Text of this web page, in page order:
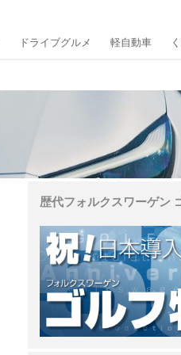
ドライブグルメ 軽自動車
歴代フォルクスワーゲン